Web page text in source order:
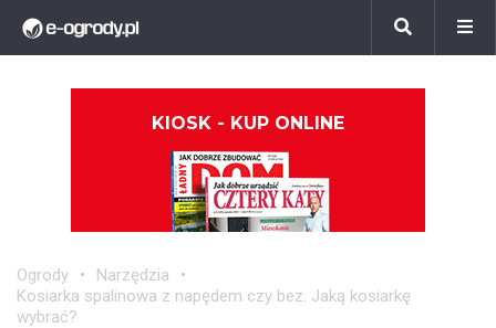
KIOSK - KUP ONLINE
Ogrody
Narzędzia
Kosiarka spalinowa z napędem czy bez. Jaką kosiarkę
wybrać?